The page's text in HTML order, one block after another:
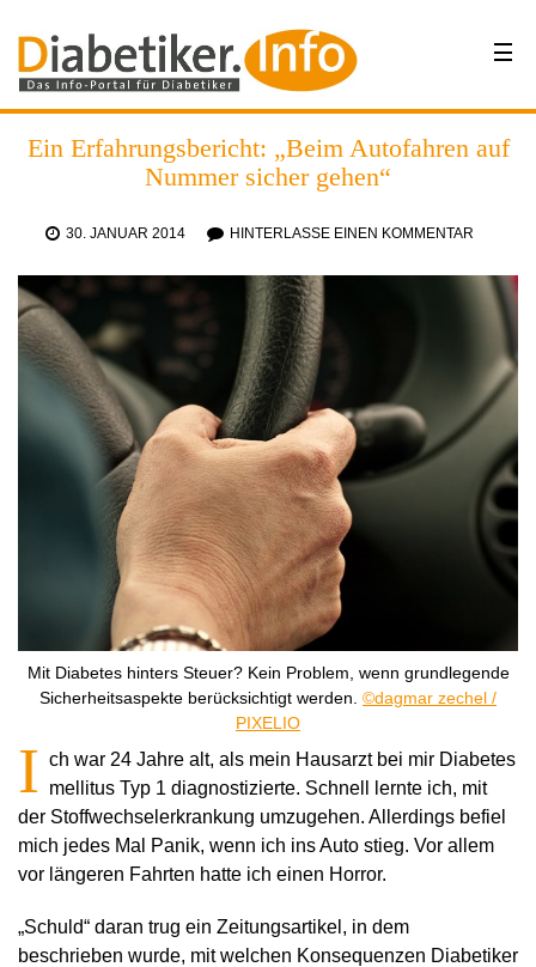
Ein Erfahrungsbericht: „Beim Autofahren auf
Nummer sicher gehen“
30. JANUAR 2014 HINTERLASSE EINEN KOMMENTAR
Mit Diabetes hinters Steuer? Kein Problem, wenn grundlegende
Sicherheitsaspekte berücksichtigt werden. ©dagmar zechel /
PIXELIO
I ch war 24 Jahre alt, als mein Hausarzt bei mir Diabetes
mellitus Typ 1 diagnostizierte. Schnell lernte ich, mit
der Stoffwechselerkrankung umzugehen. Allerdings befiel
mich jedes Mal Panik, wenn ich ins Auto stieg. Vor allem
vor längeren Fahrten hatte ich einen Horror.
„Schuld“ daran trug ein Zeitungsartikel, in dem
beschrieben wurde, mit welchen Konsequenzen Diabetiker